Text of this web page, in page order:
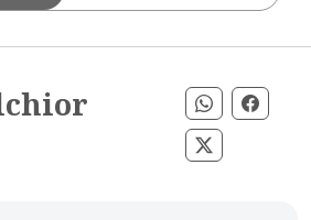
Compartir
Compartir